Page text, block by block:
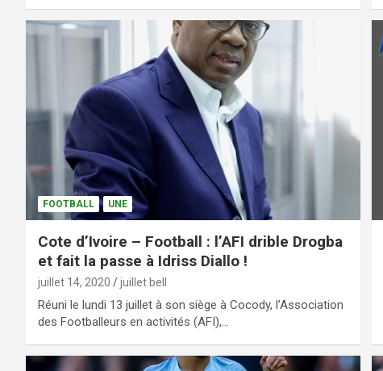
FOOTBALL UNE
Cote d’Ivoire – Football : l’AFI drible Drogba
et fait la passe à Idriss Diallo !
juillet 14, 2020 juillet bell
Réuni le lundi 13 juillet à son siège à Cocody, l’Association
des Footballeurs en activités (AFI),…